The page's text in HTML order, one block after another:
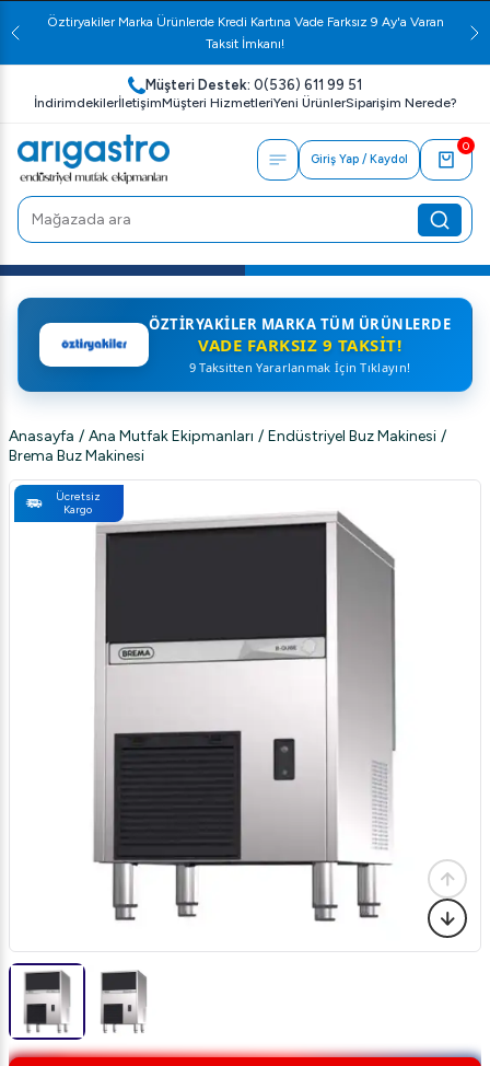
Öztiryakiler Marka Ürünlerde Kredi Kartına Vade Farksız 9 Ay'a Varan
Taksit İmkanı!
Müşteri Destek: 0(536) 611 99 51
İndirimdekilerİletişimMüşteri HizmetleriYeni ÜrünlerSiparişim Nerede?
Giriş Yap / Kaydol
0
ÖZTIRYAKILER MARKA TÜM ÜRÜNLERDE
VADE FARKSIZ 9 TAKSIT!
9 Taksitten Yararlanmak İçin Tıklayın!
Anasayfa / Ana Mutfak Ekipmanları / Endüstriyel Buz Makinesi /
Brema Buz Makinesi
Ücretsiz
Kargo